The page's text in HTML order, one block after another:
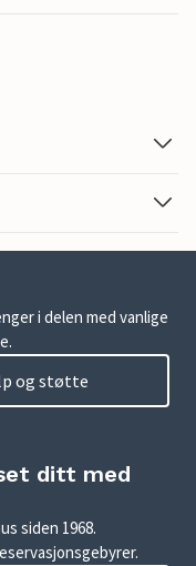
i delen med vanlige
og støtte
ditt med
siden 1968.